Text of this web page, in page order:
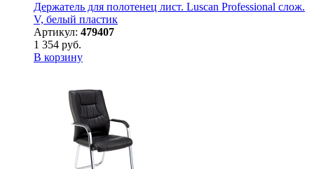
Держатель для полотенец лист. Luscan Professional слож.
V, белый пластик
Артикул: 479407
1 354 руб.
В корзину